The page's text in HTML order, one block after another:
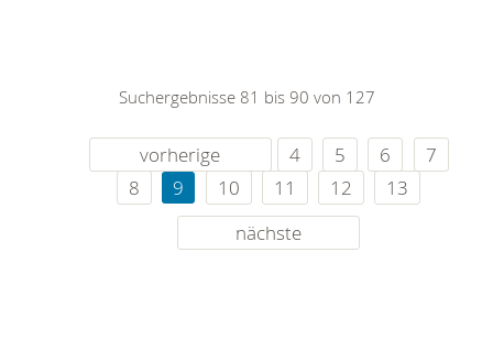
Suchergebnisse 81 bis 90 von 127
vorherige 4 5 6
7
8
9 10 11 12
13
nächste